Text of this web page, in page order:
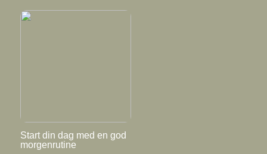
Start din dag med en god
morgenrutine